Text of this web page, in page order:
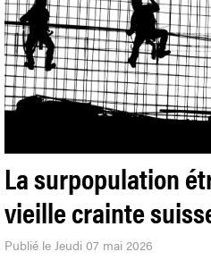
La surpopulation
vieille crainte
Publié le Jeudi 07 mai 2026